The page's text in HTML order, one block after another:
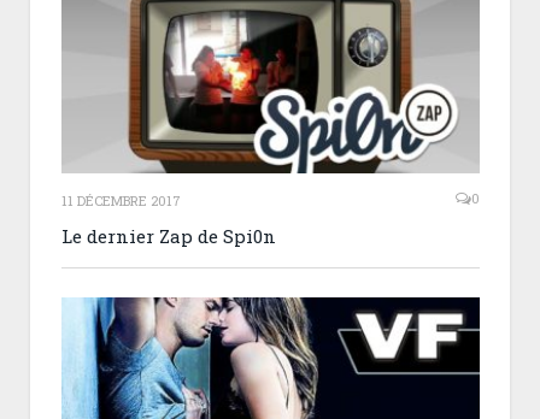
11 DÉCEMBRE 2017 0
Le dernier Zap de Spi0n